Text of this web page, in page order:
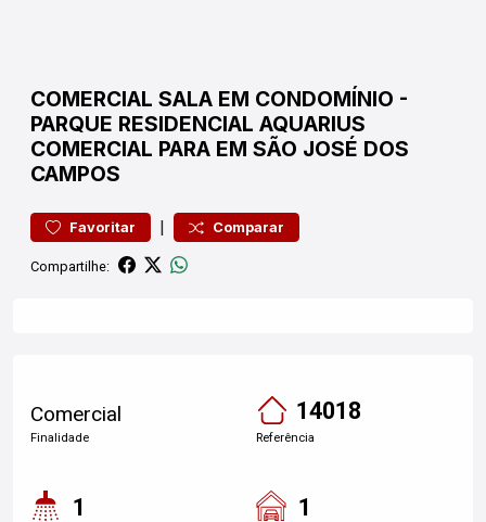
COMERCIAL SALA EM CONDOMÍNIO -
PARQUE RESIDENCIAL AQUARIUS
COMERCIAL PARA EM SÃO JOSÉ DOS
CAMPOS
Favoritar | Comparar
Compartilhe:
Comercial
Finalidade
14018
Referência
1 1